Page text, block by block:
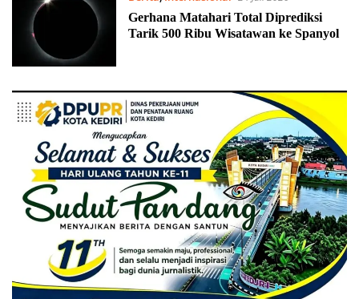
Gerhana Matahari Total Diprediksi
Tarik 500 Ribu Wisatawan ke Spanyol